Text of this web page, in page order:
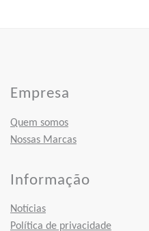
Empresa
Quem somos
Nossas Marcas
Informação
Notícias
Política de privacidade